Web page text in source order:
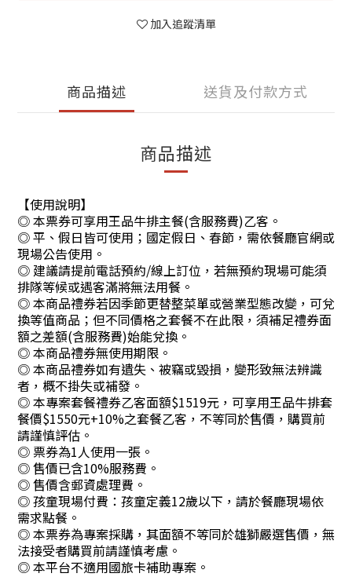
加入追蹤清單
商品描述 送貨及付款方式
商品描述
【使用說明】
◎ 本票券可享用王品牛排主餐(含服務費)乙客。
◎ 平、假日皆可使用；國定假日、春節，需依餐廳官網或
現場公告使用。
◎ 建議請提前電話預約/線上訂位，若無預約現場可能須
排隊等候或遇客滿將無法用餐。
◎ 本商品禮券若因季節更替整菜單或營業型態改變，可兌
換等值商品；但不同價格之套餐不在此限，須補足禮券面
額之差額(含服務費)始能兌換。
◎ 本商品禮券無使用期限。
◎ 本商品禮券如有遺失、被竊或毀損，變形致無法辨識
者，概不掛失或補發。
◎ 本專案套餐禮券乙客面額$1519元，可享用王品牛排套
餐價$1550元+10%之套餐乙客，不等同於售價，購買前
請謹慎評估。
◎ 票券為1人使用一張。
◎ 售價已含10%服務費。
◎ 售價含郵資處理費。
◎ 孩童現場付費：孩童定義12歲以下，請於餐廳現場依
需求點餐。
◎ 本票券為專案採購，其面額不等同於雄獅嚴選售價，無
法接受者購買前請謹慎考慮。
◎ 本平台不適用國旅卡補助專案。